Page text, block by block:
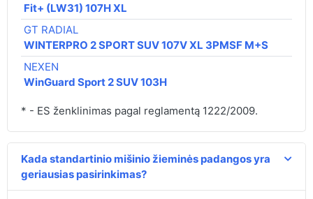
Fit+ (LW31) 107H XL
GT RADIAL
WINTERPRO 2 SPORT SUV 107V XL 3PMSF M+S
NEXEN
WinGuard Sport 2 SUV 103H
* - ES ženklinimas pagal reglamentą 1222/2009.
Kada standartinio mišinio žieminės padangos yra
geriausias pasirinkimas?